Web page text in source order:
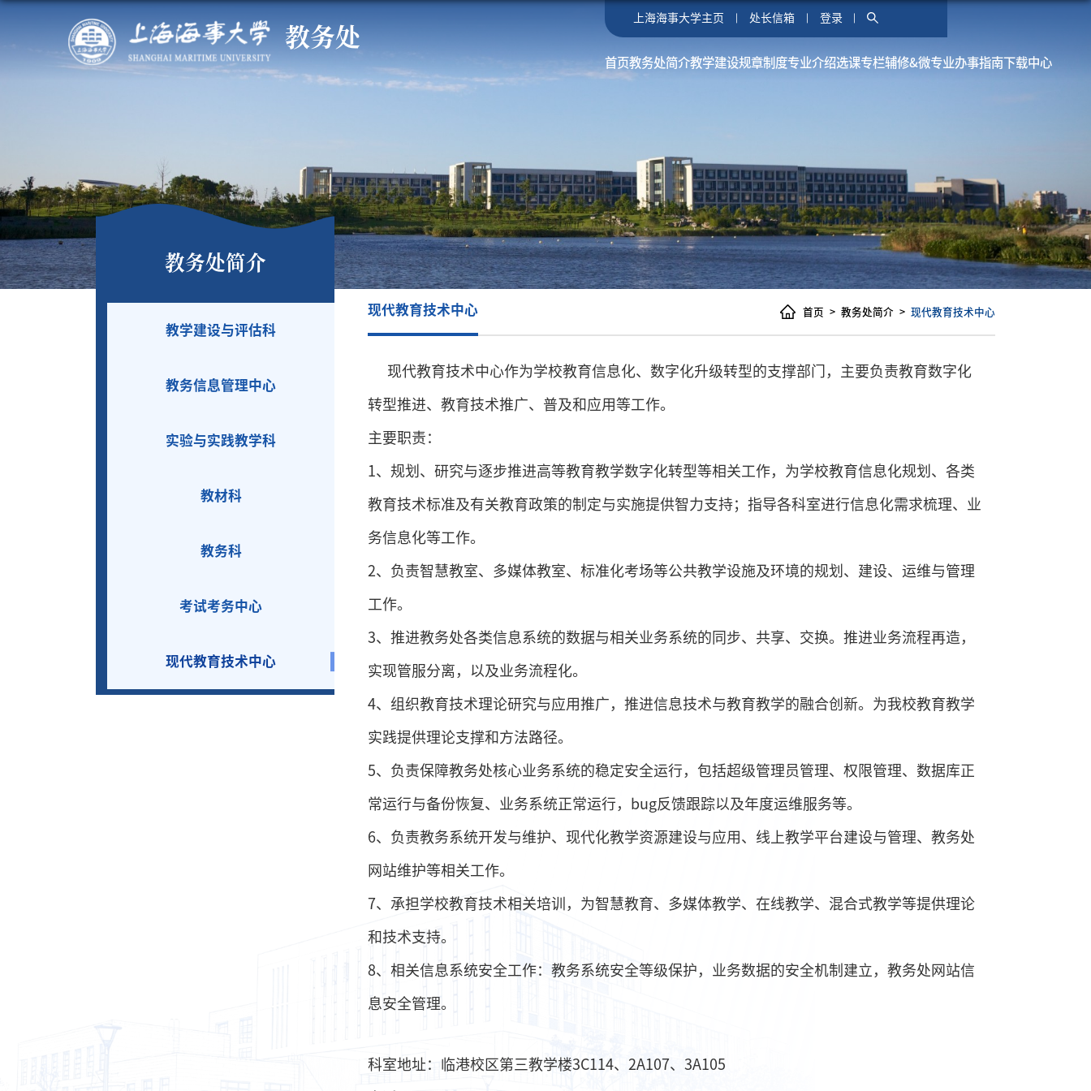
教务处 上海海事大学主页 处长信箱 登录
首页教务处简介教学建设规章制度专业介绍选课专栏辅修&微专业办事指南下载中心
教务处简介
教学建设与评估科
教务信息管理中心
实验与实践教学科
教材科
教务科
考试考务中心
现代教育技术中心
首页 教务处简介 现代教育技术中心
现代教育技术中心
现代教育技术中心作为学校教育信息化、数字化升级转型的支撑部门，主要负责教育数字化
转型推进、教育技术推广、普及和应用等工作。
主要职责：
1、规划、研究与逐步推进高等教育教学数字化转型等相关工作，为学校教育信息化规划、各类
教育技术标准及有关教育政策的制定与实施提供智力支持；指导各科室进行信息化需求梳理、业
务信息化等工作。
2、负责智慧教室、多媒体教室、标准化考场等公共教学设施及环境的规划、建设、运维与管理
工作。
3、推进教务处各类信息系统的数据与相关业务系统的同步、共享、交换。推进业务流程再造，
实现管服分离，以及业务流程化。
4、组织教育技术理论研究与应用推广，推进信息技术与教育教学的融合创新。为我校教育教学
实践提供理论支撑和方法路径。
5、负责保障教务处核心业务系统的稳定安全运行，包括超级管理员管理、权限管理、数据库正
常运行与备份恢复、业务系统正常运行，bug反馈跟踪以及年度运维服务等。
6、负责教务系统开发与维护、现代化教学资源建设与应用、线上教学平台建设与管理、教务处
网站维护等相关工作。
7、承担学校教育技术相关培训，为智慧教育、多媒体教学、在线教学、混合式教学等提供理论
和技术支持。
8、相关信息系统安全工作：教务系统安全等级保护，业务数据的安全机制建立，教务处网站信
息安全管理。
科室地址：临港校区第三教学楼3C114、2A107、3A105